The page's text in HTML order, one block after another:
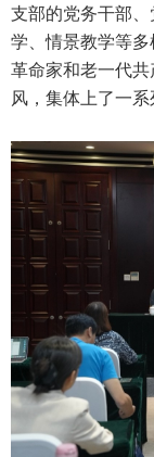
支部的党务干部
学、情景教学等
革命家和老一代
风，集体上了一